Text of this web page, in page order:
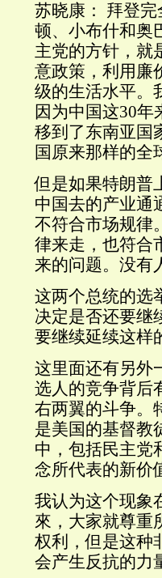
苏晓康： 拜登
顿、小布什和奥
主党的方针，就
意政策，利用廉
级的生活水平。
因为中国这30
移到了东南亚国
国原来那样的全
但是如果特朗普
中国去的产业通
不符合市场规律
律来走，也符合
来的问题。没有
这两个总统的选
决定是否还要继
要继续延续这样
这里面还有另外
选人的竞争背后
右两翼的斗争。
是美国的基督教
中，包括民主党
念所代表的新价
我认为这个现象
來，大家就尊重
权利，但是这种
会产生反抗的力